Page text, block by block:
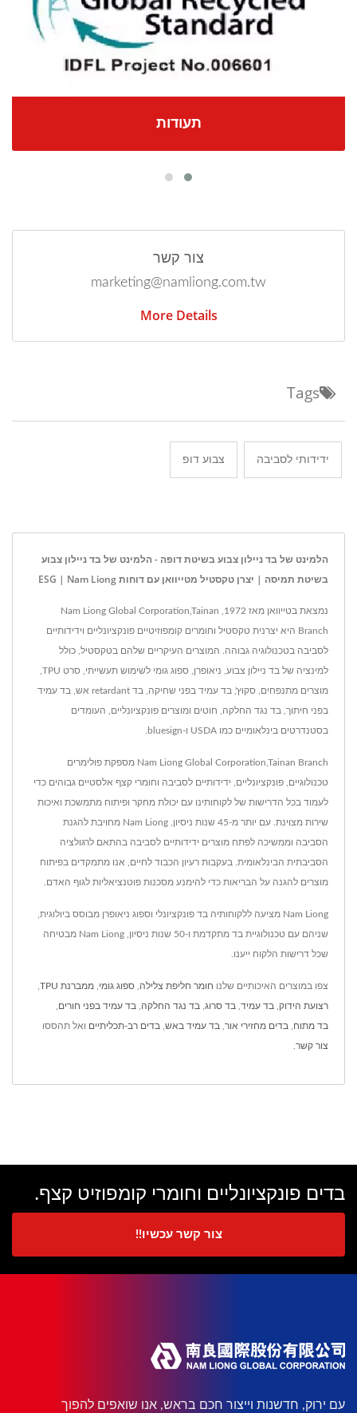
תעודות
צור קשר
marketing@namliong.com.tw
More Details
Tags
ידידותי לסביבה צבוע דופ
הלמינט של בד ניילון צבוע בשיטת דופה - הלמינט של בד ניילון צבוע
בשיטת תמיסה | יצרן טקסטיל מטייוואן עם דוחות ESG | Nam Liong
נמצאת בטייוואן מאז 1972, Nam Liong Global Corporation,Tainan
Branch היא יצרנית טקסטיל וחומרים קומפוזיטיים פונקציונליים וידידותיים
לסביבה בטכנולוגיה גבוהה. המוצרים העיקריים שלהם בטקסטיל, כולל
מוצרים מתנפחים, סקוץ', בד עמיד בפני שחיקה, בד retardant אש, בד עמיד
בפני חיתוך, בד נגד החלקה, חוטים ומוצרים פונקציונליים, העומדים
בסטנדרטים בינלאומיים כמו USDA ו-bluesign.
Nam Liong Global Corporation,Tainan Branch מספקת פולימרים
טכנולוגיים, פונקציונליים, ידידותיים לסביבה וחומרי קצף אלסטיים גבוהים כדי
לעמוד בכל הדרישות של לקוחותינו עם יכולת מחקר ופיתוח מתמשכת ואיכות
שירות מצוינת. עם יותר מ-45 שנות ניסיון, Nam Liong מחויבת להגנת
הסביבה וממשיכה לפתח מוצרים ידידותיים לסביבה בהתאם לרגולציה
הסביבתית הבינלאומית. בעקבות רעיון הכבוד לחיים, אנו מתמקדים בפיתוח
מוצרים להגנה על הבריאות כדי להימנע מסכנות פוטנציאליות לגוף האדם.
Nam Liong מציעה ללקוחותיה בד פונקציונלי וספוג ניאופרן מבוסס ביולוגית,
שניהם עם טכנולוגיית בד מתקדמת ו-50 שנות ניסיון, Nam Liong מבטיחה
שכל דרישות הלקוח ייענו.
צפו במוצרים האיכותיים שלנו חומר חליפת צלילה ספוג גומי ממברנת TPU
רצועת הידוק בד עמיד בד סרוג בד נגד החלקה בד עמיד בפני חורים
בד מתוח בדים מחזירי אור בד עמיד באש בדים רב-תכליתיים ואל תהססו
צור קשר
בדים פונקציונליים וחומרי קומפוזיט קצף.
צור קשר עכשיו!!
עם ירוק, חדשנות וייצור חכם בראש, אנו שואפים להפוך